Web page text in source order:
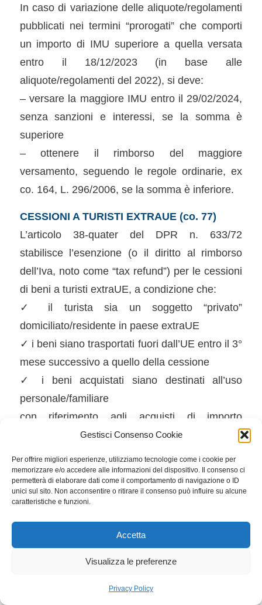
Gestisci Consenso Cookie
Per offrire migliori esperienze, utilizziamo tecnologie come i cookie per
memorizzare e/o accedere alle informazioni del dispositivo. Il consenso ci
permetterà di elaborare dati come il comportamento di navigazione o ID
unici sul sito. Non acconsentire o ritirare il consenso può influire su alcune
caratteristiche e funzioni.
Accetta
Visualizza le preferenze
Privacy Policy
In caso di variazione delle aliquote/regolamenti
pubblicati nei termini “prorogati” che comporti
un importo di IMU superiore a quella versata
entro il 18/12/2023 (in base alle
aliquote/regolamenti del 2022), si deve:
– versare la maggiore IMU entro il 29/02/2024,
senza sanzioni e interessi, se la somma è
superiore
– ottenere il rimborso del maggiore
versamento, seguendo le regole ordinarie, ex
co. 164, L. 296/2006, se la somma è inferiore.
CESSIONI A TURISTI EXTRAUE (co. 77)
L’articolo 38-quater del DPR n. 633/72
stabilisce l’esenzione (o il diritto al rimborso
dell’Iva, noto come “tax refund”) per le cessioni
di beni a turisti extraUE, a condizione che:
✓ il turista sia un soggetto “privato”
domiciliato/residente in paese extraUE
✓ i beni siano trasportati fuori dall’UE entro il 3°
mese successivo a quello della cessione
✓ i beni acquistati siano destinati all’uso
personale/familiare
con riferimento agli acquisti di importo
complessivo superiore a €154,94 (IVA
viene ridotto a €70,00.
ROTTAMAZIONE DEL MAGAZZINO (co. 78-
Gli esercenti attività d’impresa che non
(con esistenze iniziali al 1/01/2023, per le